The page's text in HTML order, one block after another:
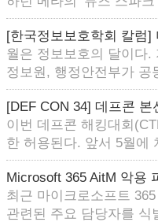
[한국정보보호학회 칼럼]
월은 정보보호의 달이다.
정보원, 행정안전부가 공
[DEF CON 34] 데프콘
이번 데프콘 해킹대회
한 허용된다. 앞서 5월에
Microsoft 365 AitM 악용
최근 마이크로소프트
관련된 주요 담당자를 식